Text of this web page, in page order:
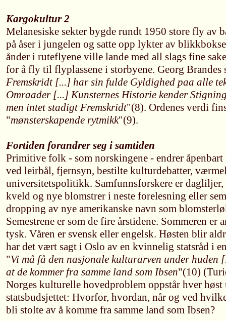
Kargokultur 2
Melanesiske sekter bygde rundt 1950 store fly av
på åser i jungelen og satte opp lykter av
ånder i ruteflyene ville lande med all slags fine
for å fly til flyplassene i storbyene. Georg
Fremskridt [...] har sin fulde Gyldighed paa alle
Omraader [...] Kunsternes Historie kender
men intet stadigt Fremskridt"(8). Ordenes verdi
"mønsterskapende rytmikk"(9).
Fortiden forandrer seg i samtiden
Primitive folk - som norskingene - endrer
ved leirbål, fjernsyn, bestilte kulturdebatter,
universitetspolitikk. Samfunnsforskere er dagliljer,
kveld og nye blomstrer i neste forelesning eller
dropping av nye amerikanske navn som
Semestrene er som de fire årstidene. Sommeren er
tysk. Våren er svensk eller engelsk. Høsten blir
har det vært sagt i Oslo av en kvinnelig statsråd i
"Vi må få den nasjonale kulturarven under huden
at de kommer fra samme land som Ibsen"(10)
Norges kulturelle hovedproblem oppstår hver
statsbudsjettet: Hvorfor, hvordan, når og ved
bli stolte av å komme fra samme land som Ibsen?